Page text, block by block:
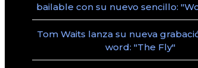
bailable con su nuevo sencillo:
Tom Waits lanza su nueva
word: "The Fly"